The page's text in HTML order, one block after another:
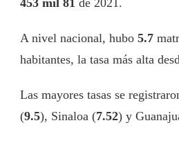
A nivel nacional, hubo 5.7
habitantes, la tasa más alta
Las mayores tasas se
(9.5), Sinaloa (7.52) y